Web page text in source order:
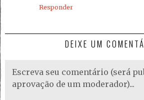
Responder
DEIXE UM